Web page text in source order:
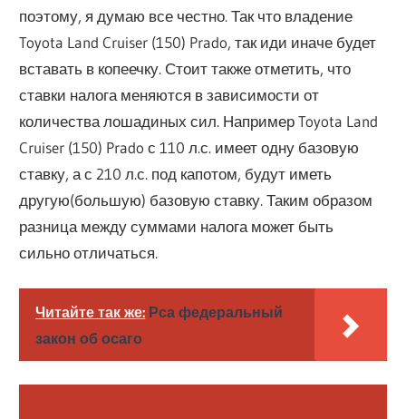
поэтому, я думаю все честно. Так что владение
Toyota Land Cruiser (150) Prado, так иди иначе будет
вставать в копеечку. Стоит также отметить, что
ставки налога меняются в зависимости от
количества лошадиных сил. Например Toyota Land
Cruiser (150) Prado с 110 л.с. имеет одну базовую
ставку, а с 210 л.с. под капотом, будут иметь
другую(большую) базовую ставку. Таким образом
разница между суммами налога может быть
сильно отличаться.
Читайте так же: Рса федеральный
закон об осаго